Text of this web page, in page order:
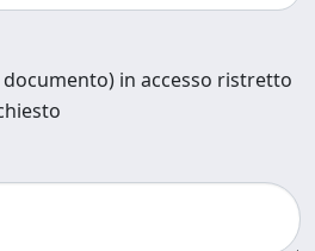
in accesso ristretto